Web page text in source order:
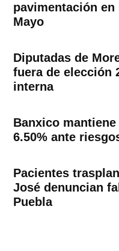
pavimentación en
Mayo
Diputadas de
fuera de elección
interna
Banxico
6.50% ante
Pacientes
José denuncian
Puebla